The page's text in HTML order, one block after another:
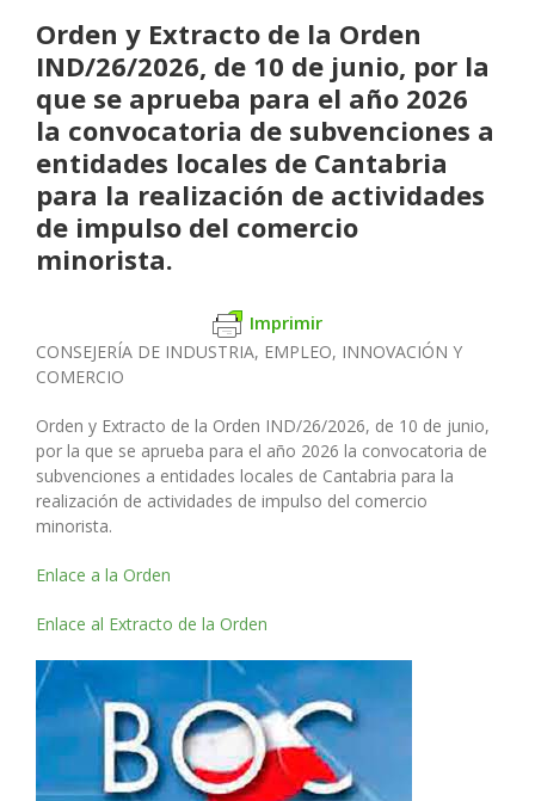
Orden y Extracto de la Orden
IND/26/2026, de 10 de junio, por la
que se aprueba para el año 2026
la convocatoria de subvenciones a
entidades locales de Cantabria
para la realización de actividades
de impulso del comercio
minorista.
Imprimir
CONSEJERÍA DE INDUSTRIA, EMPLEO, INNOVACIÓN Y
COMERCIO
Orden y Extracto de la Orden IND/26/2026, de 10 de junio,
por la que se aprueba para el año 2026 la convocatoria de
subvenciones a entidades locales de Cantabria para la
realización de actividades de impulso del comercio
minorista.
Enlace a la Orden
Enlace al Extracto de la Orden